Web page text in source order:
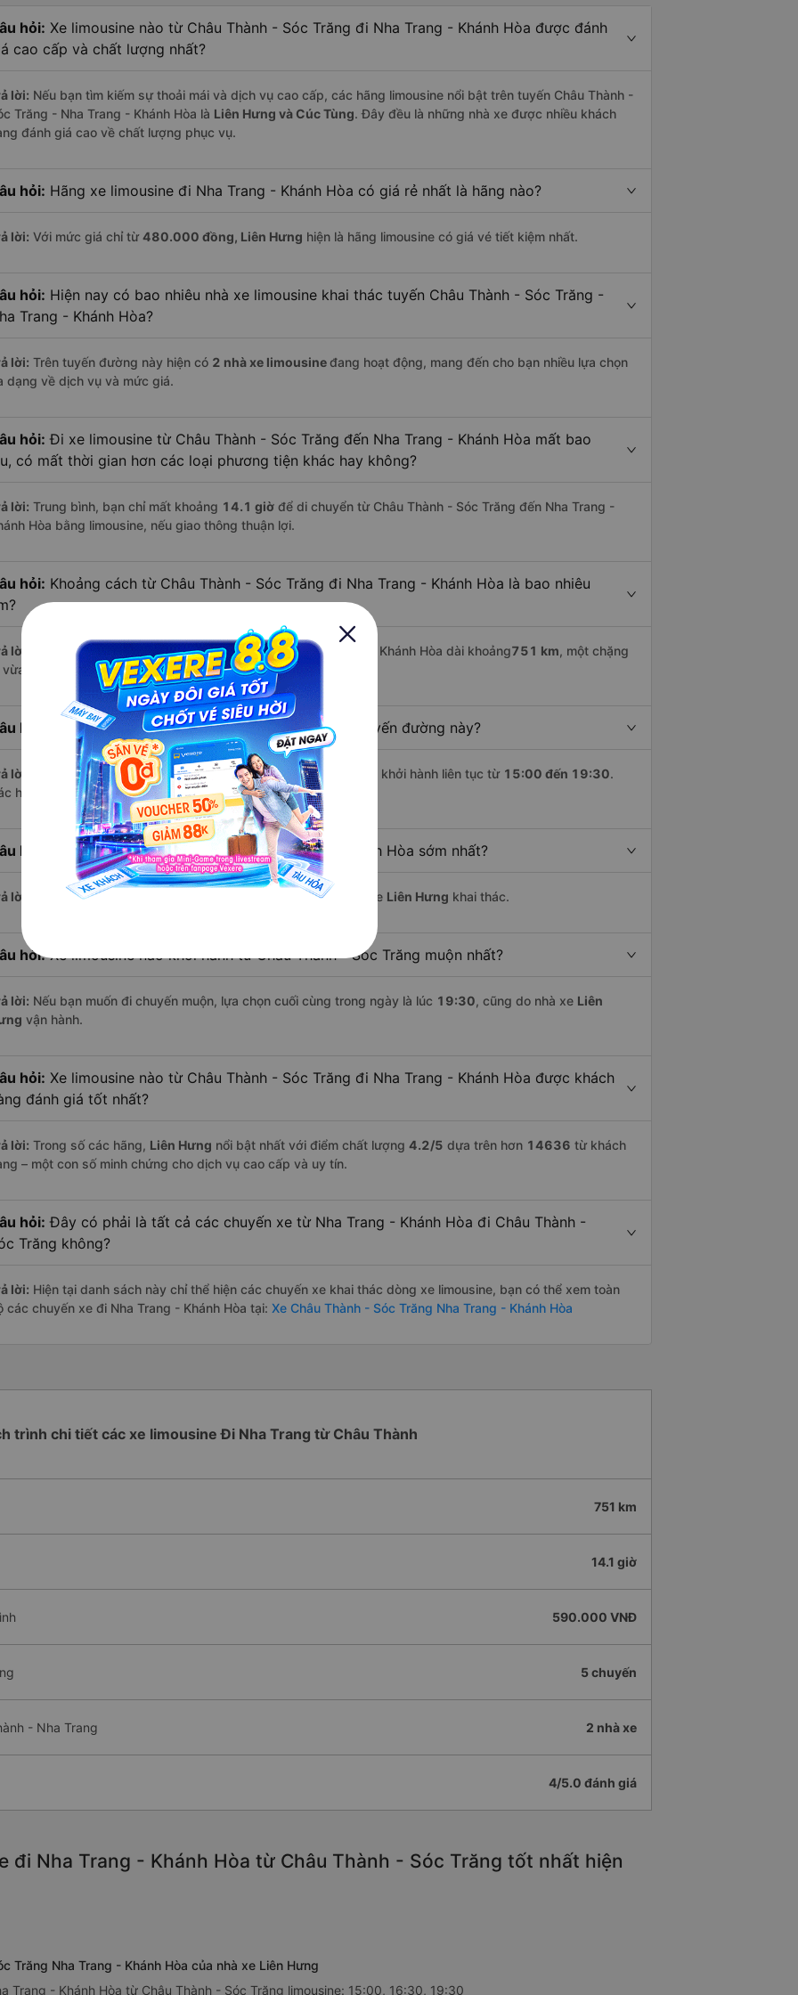
hỏi: Xe limousine nào từ Châu Thành - Sóc Trăng đi Nha Trang - Khánh Hòa được đánh
cao cấp và chất lượng nhất?
lời: Nếu bạn tìm kiếm sự thoải mái và dịch vụ cao cấp, các hãng limousine nổi bật trên tuyến Châu Thành -
Trăng - Nha Trang - Khánh Hòa là Liên Hưng và Cúc Tùng. Đây đều là những nhà xe được nhiều khách
đánh giá cao về chất lượng phục vụ.
hỏi: Hãng xe limousine đi Nha Trang - Khánh Hòa có giá rẻ nhất là hãng nào?
lời: Với mức giá chỉ từ480.000 đồng, Liên Hưng hiện là hãng limousine có giá vé tiết kiệm nhất.
hỏi: Hiện nay có bao nhiêu nhà xe limousine khai thác tuyến Châu Thành - Sóc Trăng -
Trang - Khánh Hòa?
lời: Trên tuyến đường này hiện có 2 nhà xe limousineđang hoạt động, mang đến cho bạn nhiều lựa chọn
dạng về dịch vụ và mức giá.
hỏi: Đi xe limousine từ Châu Thành - Sóc Trăng đến Nha Trang - Khánh Hòa mất bao
có mất thời gian hơn các loại phương tiện khác hay không?
lời: Trung bình, bạn chỉ mất khoảng 14.1 giờ để di chuyển từ Châu Thành - Sóc Trăng đến Nha Trang -
Hòa bằng limousine, nếu giao thông thuận lợi.
hỏi: Khoảng cách từ Châu Thành - Sóc Trăng đi Nha Trang - Khánh Hòa là bao nhiêu
lời: Quãng đường từ Châu Thành - Sóc Trăng đến Nha Trang - Khánh Hòa dài khoảng751 km, một chặng
đủ để bạn thư giãn trên xe limousine thoải mái.
hỏi: Mỗi ngày có bao nhiêu chuyến limousine trên tuyến đường này?
lời: Mỗi ngày có tới 5 chuyến limousinehoạt động trên tuyến, khởi hành liên tục từ 15:00 đến 19:30.
hãng nổi bật gồm:Liên Hưng, Cúc Tùng,...
hỏi: Xe limousine nào khởi hành từ Nha Trang - Khánh Hòa sớm nhất?
lời: Chuyến limousine sớm nhất khởi hành lúc 15:00, do nhà xe Liên Hưng khai thác.
hỏi:Xe limousine nào khởi hành từ Châu Thành - Sóc Trăng muộn nhất?
lời: Nếu bạn muốn đi chuyến muộn, lựa chọn cuối cùng trong ngày là lúc 19:30, cũng do nhà xe Liên
vận hành.
hỏi: Xe limousine nào từ Châu Thành - Sóc Trăng đi Nha Trang - Khánh Hòa được khách
đánh giá tốt nhất?
lời: Trong số các hãng, Liên Hưng nổi bật nhất với điểm chất lượng 4.2/5 dựa trên hơn 14636 từ khách
– một con số minh chứng cho dịch vụ cao cấp và uy tín.
hỏi: Đây có phải là tất cả các chuyến xe từ Nha Trang - Khánh Hòa đi Châu Thành -
Trăng không?
lời: Hiện tại danh sách này chỉ thể hiện các chuyến xe khai thác dòng xe limousine, bạn có thể xem toàn
các chuyến xe đi Nha Trang - Khánh Hòa tại: Xe Châu Thành - Sóc Trăng Nha Trang - Khánh Hòa
trình chi tiết các xe limousine Đi Nha Trang từ Châu Thành
751 km
14.1 giờ
590.000 VNĐ
5 chuyến
- Nha Trang 2 nhà xe
4/5.0 đánh giá
đi Nha Trang - Khánh Hòa từ Châu Thành - Sóc Trăng tốt nhất hiện
Trăng Nha Trang - Khánh Hòa của nhà xe Liên Hưng
Trang - Khánh Hòa từ Châu Thành - Sóc Trăng limousine: 15:00, 16:30, 19:30